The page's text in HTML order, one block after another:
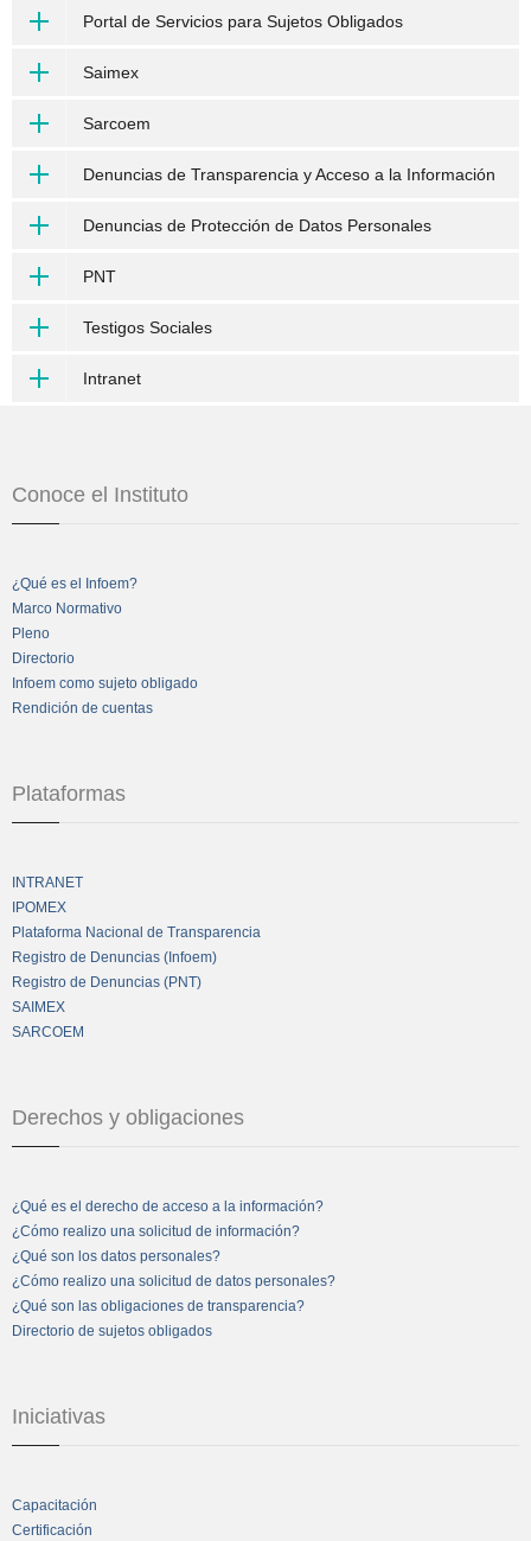
Portal de Servicios para Sujetos Obligados
Saimex
Sarcoem
Denuncias de Transparencia y Acceso a la Información
Denuncias de Protección de Datos Personales
PNT
Testigos Sociales
Intranet
Conoce el Instituto
¿Qué es el Infoem?
Marco Normativo
Pleno
Directorio
Infoem como sujeto obligado
Rendición de cuentas
Plataformas
INTRANET
IPOMEX
Plataforma Nacional de Transparencia
Registro de Denuncias (Infoem)
Registro de Denuncias (PNT)
SAIMEX
SARCOEM
Derechos y obligaciones
¿Qué es el derecho de acceso a la información?
¿Cómo realizo una solicitud de información?
¿Qué son los datos personales?
¿Cómo realizo una solicitud de datos personales?
¿Qué son las obligaciones de transparencia?
Directorio de sujetos obligados
Iniciativas
Capacitación
Certificación